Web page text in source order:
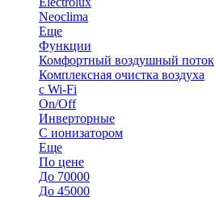
Neoclima
Еще
Функции
Комфортный воздушный поток
Комплексная очистка воздуха
с Wi-Fi
On/Off
Инверторные
С ионизатором
Еще
По цене
До 70000
До 45000